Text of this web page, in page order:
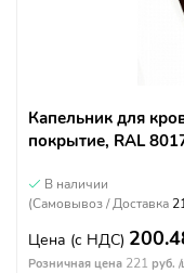
Капельник для
покрытие, RAL
В наличии
(Самовывоз / Доставка
Цена (с НДС)
Розничная цена 221 руб.